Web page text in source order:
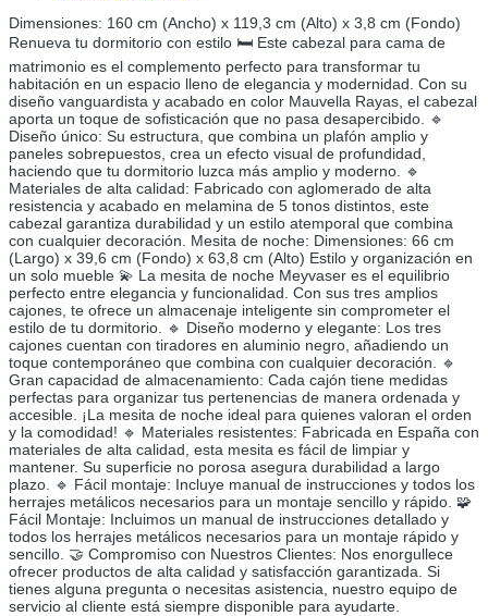
Dimensiones: 160 cm (Ancho) x 119,3 cm (Alto) x 3,8 cm (Fondo)
Renueva tu dormitorio con estilo 🛏️ Este cabezal para cama de
matrimonio es el complemento perfecto para transformar tu
habitación en un espacio lleno de elegancia y modernidad. Con su
diseño vanguardista y acabado en color Mauvella Rayas, el cabezal
aporta un toque de sofisticación que no pasa desapercibido. 🔹
Diseño único: Su estructura, que combina un plafón amplio y
paneles sobrepuestos, crea un efecto visual de profundidad,
haciendo que tu dormitorio luzca más amplio y moderno. 🔹
Materiales de alta calidad: Fabricado con aglomerado de alta
resistencia y acabado en melamina de 5 tonos distintos, este
cabezal garantiza durabilidad y un estilo atemporal que combina
con cualquier decoración. Mesita de noche: Dimensiones: 66 cm
(Largo) x 39,6 cm (Fondo) x 63,8 cm (Alto) Estilo y organización en
un solo mueble 💫 La mesita de noche Meyvaser es el equilibrio
perfecto entre elegancia y funcionalidad. Con sus tres amplios
cajones, te ofrece un almacenaje inteligente sin comprometer el
estilo de tu dormitorio. 🔹 Diseño moderno y elegante: Los tres
cajones cuentan con tiradores en aluminio negro, añadiendo un
toque contemporáneo que combina con cualquier decoración. 🔹
Gran capacidad de almacenamiento: Cada cajón tiene medidas
perfectas para organizar tus pertenencias de manera ordenada y
accesible. ¡La mesita de noche ideal para quienes valoran el orden
y la comodidad! 🔹 Materiales resistentes: Fabricada en España con
materiales de alta calidad, esta mesita es fácil de limpiar y
mantener. Su superficie no porosa asegura durabilidad a largo
plazo. 🔹 Fácil montaje: Incluye manual de instrucciones y todos los
herrajes metálicos necesarios para un montaje sencillo y rápido. 🧩
Fácil Montaje: Incluimos un manual de instrucciones detallado y
todos los herrajes metálicos necesarios para un montaje rápido y
sencillo. 🤝 Compromiso con Nuestros Clientes: Nos enorgullece
ofrecer productos de alta calidad y satisfacción garantizada. Si
tienes alguna pregunta o necesitas asistencia, nuestro equipo de
servicio al cliente está siempre disponible para ayudarte.